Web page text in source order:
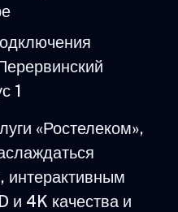
1
«Ростелеком»,
интерактивным
и 4K качества и